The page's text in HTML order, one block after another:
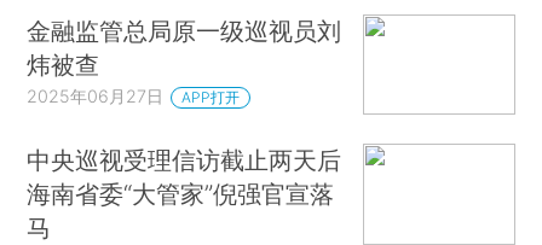
金融监管总局原一级巡视员刘
炜被查
2025年06月27日 APP打开
中央巡视受理信访截止两天后
海南省委“大管家”倪强官宣落
马